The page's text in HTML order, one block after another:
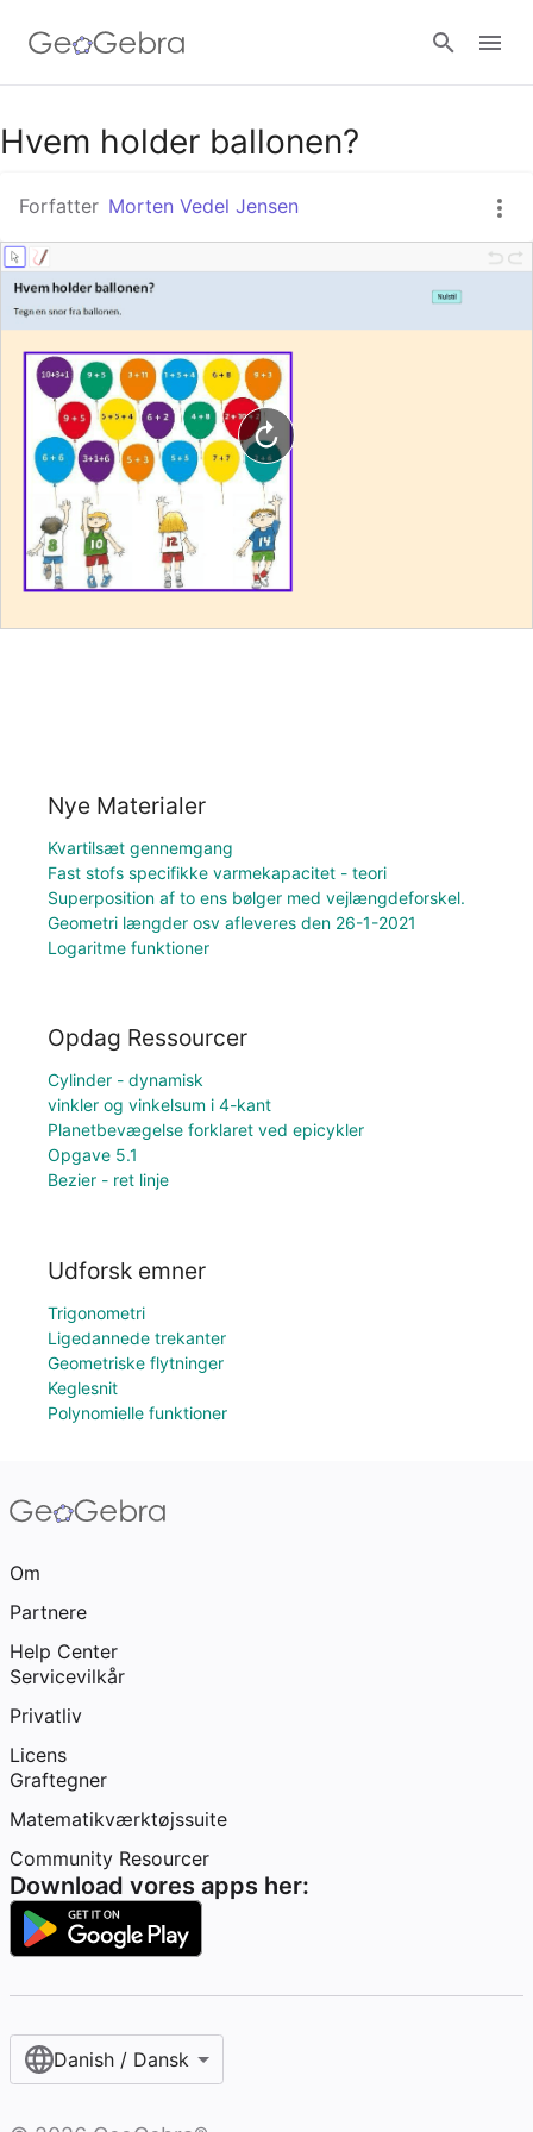
Google Classroom
GeoGebra Classroom
Hvem holder ballonen?
Forfatter Morten Vedel Jensen
Nye Materialer
Kvartilsæt gennemgang
Fast stofs specifikke varmekapacitet - teori
Superposition af to ens bølger med vejlængdeforskel.
Geometri længder osv afleveres den 26-1-2021
Logaritme funktioner
Opdag Ressourcer
Cylinder - dynamisk
vinkler og vinkelsum i 4-kant
Planetbevægelse forklaret ved epicykler
Opgave 5.1
Bezier - ret linje
Udforsk emner
Trigonometri
Ligedannede trekanter
Geometriske flytninger
Keglesnit
Polynomielle funktioner
Om
Partnere
Help Center
Servicevilkår
Privatliv
Licens
Graftegner
Matematikværktøjssuite
Community Resourcer
Download vores apps her:
Danish / Dansk‎